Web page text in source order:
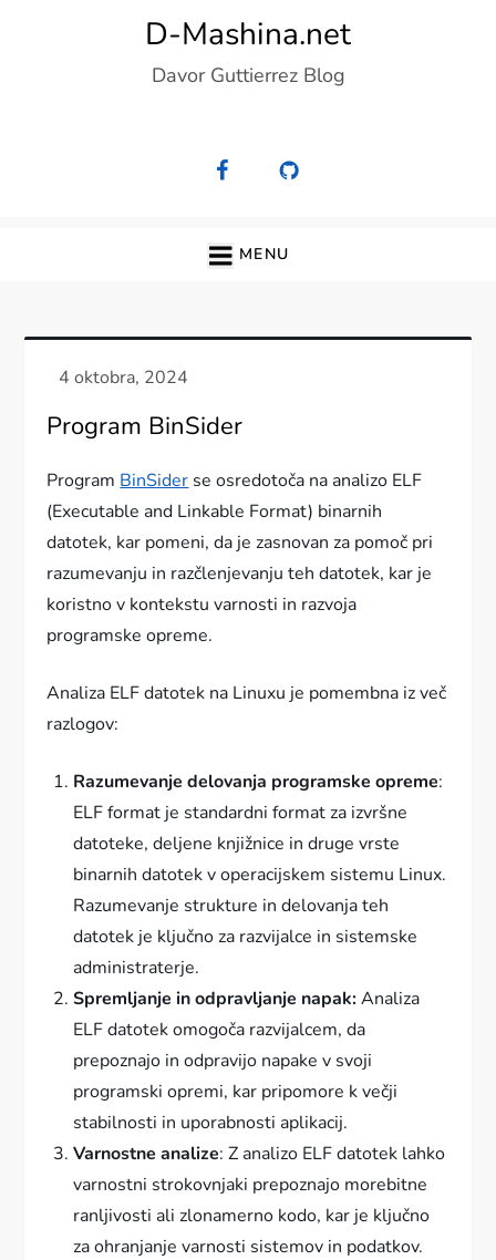
D-Mashina.net
Davor Guttierrez Blog
MENU
Program BinSider
Program BinSider se osredotoča na analizo ELF
(Executable and Linkable Format) binarnih
datotek, kar pomeni, da je zasnovan za pomoč pri
razumevanju in razčlenjevanju teh datotek, kar je
koristno v kontekstu varnosti in razvoja
programske opreme.
Analiza ELF datotek na Linuxu je pomembna iz več
razlogov:
Razumevanje delovanja programske opreme:
ELF format je standardni format za izvršne
datoteke, deljene knjižnice in druge vrste
binarnih datotek v operacijskem sistemu Linux.
Razumevanje strukture in delovanja teh
datotek je ključno za razvijalce in sistemske
administraterje.
Spremljanje in odpravljanje napak:Analiza
ELF datotek omogoča razvijalcem, da
prepoznajo in odpravijo napake v svoji
programski opremi, kar pripomore k večji
stabilnosti in uporabnosti aplikacij.
Varnostne analize: Z analizo ELF datotek lahko
varnostni strokovnjaki prepoznajo morebitne
ranljivosti ali zlonamerno kodo, kar je ključno
za ohranjanje varnosti sistemov in podatkov.